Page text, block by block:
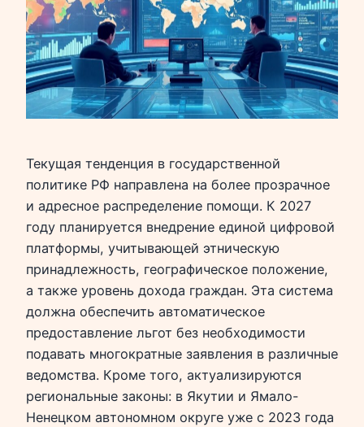
Текущая тенденция в государственной
политике РФ направлена на более прозрачное
и адресное распределение помощи. К 2027
году планируется внедрение единой цифровой
платформы, учитывающей этническую
принадлежность, географическое положение,
а также уровень дохода граждан. Эта система
должна обеспечить автоматическое
предоставление льгот без необходимости
подавать многократные заявления в различные
ведомства. Кроме того, актуализируются
региональные законы: в Якутии и Ямало-
Ненецком автономном округе уже с 2023 года